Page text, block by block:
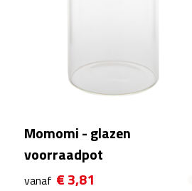
Momomi - glazen
voorraadpot
vanaf € 3,81